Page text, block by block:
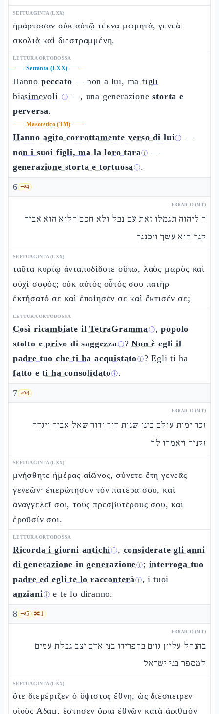
SEPTUAGINTA (LXX)
ἡμάρτοσαν οὐκ αὐτῷ τέκνα μωμητά, γενεὰ
σκολιὰ καὶ διεστραμμένη.
LETTURA ORTODOSSA
—— Settanta (LXX) ——
Hanno peccato — non a lui, mafigli
biasimevoli ⓘ —, una generazionestorta e
perversa.
—— Masoretico (TM) ——
Hanno agito corrottamente verso di luiⓘ —
non i suoi figli, ma la loro taraⓘ —
generazione storta e tortuosaⓘ.
6 🗝️4
EBRAICO (MT)
ה ליהוה תגמלו זאת עם נבל ולא חכם הלוא הוא אביך
קנך הוא עשך ויכננך
SEPTUAGINTA (LXX)
ταῦτα κυρίῳ ἀνταποδίδοτε οὕτω, λαὸς μωρὸς καὶ
οὐχὶ σοφός; οὐκ αὐτὸς οὗτός σου πατὴρ
ἐκτήσατό σε καὶ ἐποίησέν σε καὶ ἔκτισέν σε;
LETTURA ORTODOSSA
Così ricambiate il TetraGrammaⓘ,popolo
stolto e privo di saggezzaⓘ?Non è egli il
padre tuo che ti ha acquistatoⓘ? Egli ti ha
fatto e ti ha consolidatoⓘ.
7 🗝️4
EBRAICO (MT)
זכר ימות עולם בינו שנות דור ודור שאל אביך ויגדך
זקניך ויאמרו לך
SEPTUAGINTA (LXX)
μνήσθητε ἡμέρας αἰῶνος, σύνετε ἔτη γενεᾶς
γενεῶν· ἐπερώτησον τὸν πατέρα σου, καὶ
ἀναγγελεῖ σοι, τοὺς πρεσβυτέρους σου, καὶ
ἐροῦσίν σοι.
LETTURA ORTODOSSA
Ricorda i giorni antichiⓘ, considerate gli anni
di generazione in generazioneⓘ; interroga tuo
padre ed egli te lo racconteràⓘ, i tuoi
anzianiⓘ e te lo diranno.
8 🗝️5 🔀1
EBRAICO (MT)
בהנחל עליון גוים בהפרידו בני אדם יצב גבלת עמים
למספר בני ישראל
SEPTUAGINTA (LXX)
ὅτε διεμέριζεν ὁ ὕψιστος ἔθνη, ὡς διέσπειρεν
υἱοὺς Αδαμ, ἔστησεν ὅρια ἐθνῶν κατὰ ἀριθμὸν